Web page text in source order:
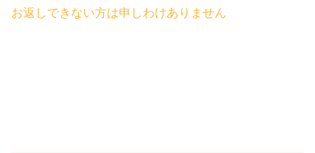
お返しできない方は申しわけありません